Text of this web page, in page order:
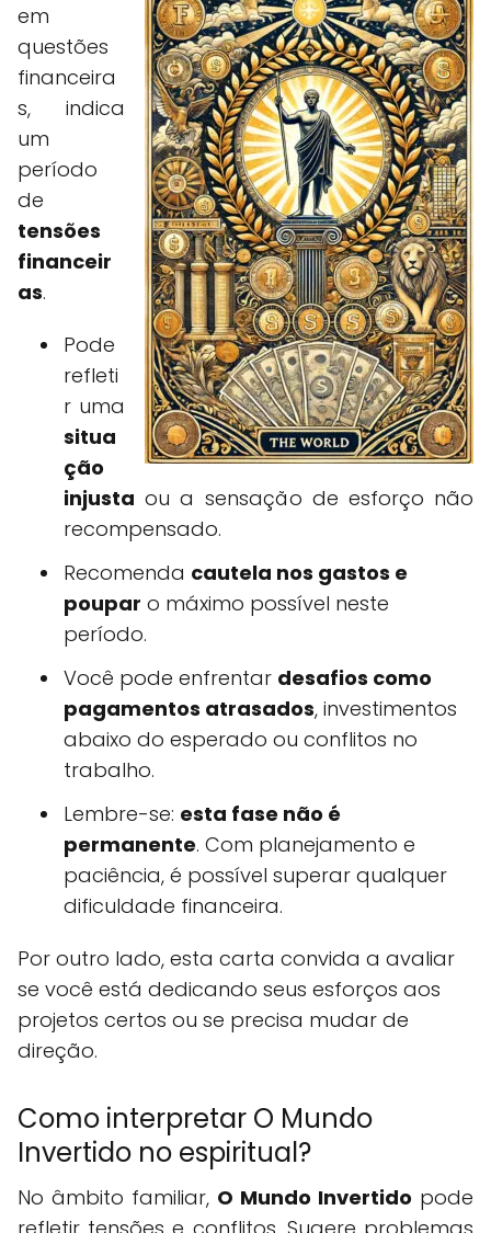
em
questões
financeira
s, indica
um
período
de
tensões
financeir
as.
Pode
refleti
r uma
situa
ção
injusta ou a sensação de esforço não
recompensado.
Recomenda cautela nos gastos e
poupar o máximo possível neste
período.
Você pode enfrentar desafios como
pagamentos atrasados, investimentos
abaixo do esperado ou conflitos no
trabalho.
Lembre-se: esta fase não é
permanente. Com planejamento e
paciência, é possível superar qualquer
dificuldade financeira.
Por outro lado, esta carta convida a avaliar
se você está dedicando seus esforços aos
projetos certos ou se precisa mudar de
direção.
Como interpretar O Mundo
Invertido no espiritual?
No âmbito familiar, O Mundo Invertido pode